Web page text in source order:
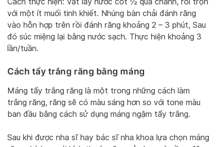
với một ít muối tinh khiết. Nhúng bàn chải đánh răng
vào hỗn hợp trên rồi đánh răng khoảng 2 – 3 phút, Sau
đó súc miệng lại bằng nước sạch. Thực hiện khoảng 3
lần/tuần.
Cách tẩy trắng răng bằng máng
Máng tẩy trắng răng là một trong những cách làm
trắng răng, răng sẽ có màu sáng hơn so với tone màu
ban đầu bằng cách sử dụng máng ngậm tẩy trắng.
Sau khi được nha sĩ hay bác sĩ nha khoa lựa chọn máng